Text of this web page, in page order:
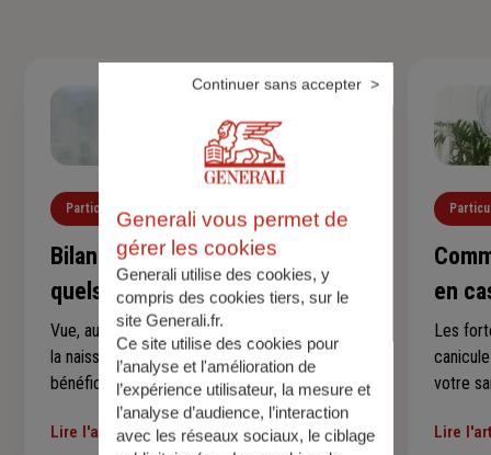
Particuliers Santé
Bilan de santé de l'enfant :
quels examens et à quel âge ?
Vue, audition, dents, croissance, vaccins… De
la naissance à ses 16 ans, votre enfant
bénéficie de rendez-vous médicaux qui
suivent son développement à chaque étape.
Voici un repère simple pour savoir quels
Lire l'article
en
Les
votre
Lire
Generali vous permet de
gérer les cookies
Generali utilise des cookies, y
compris des cookies tiers, sur le
site Generali.fr.
Ce site utilise des cookies pour
l’analyse et l'amélioration de
l’expérience utilisateur, la mesure et
l’analyse d’audience, l’interaction
avec les réseaux sociaux, le ciblage
Continuer sans accepter